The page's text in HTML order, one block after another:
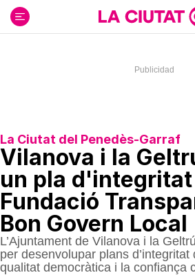
contenido
La Ciutat del Penedès-Garraf
Vilanova i la
un pla d'integritat
Fundació
Bon Govern Local
L’Ajuntament de Vilanova i la
per desenvolupar plans d’integritat
qualitat democràtica i la confiança